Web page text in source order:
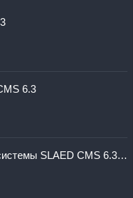
6.3
Тестируем релиз Pre-Alpha версии системы SLAED CMS 6.3 Pro